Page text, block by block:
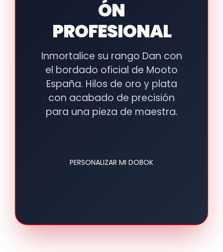
ÓN
PROFESIONAL
Inmortalice su rango Dan con
el bordado oficial de Mooto
España. Hilos de oro y plata
con acabado de precisión
para una pieza de maestra.
PERSONALIZAR MI DOBOK